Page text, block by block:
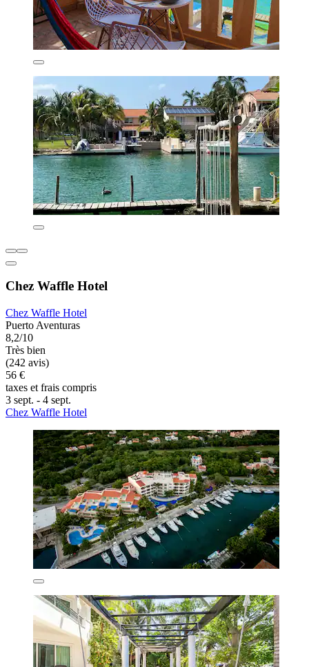
Chez Waffle Hotel
Chez Waffle Hotel
Puerto Aventuras
8,2/10
Très bien
(242 avis)
56 €
taxes et frais compris
3 sept. - 4 sept.
Chez Waffle Hotel